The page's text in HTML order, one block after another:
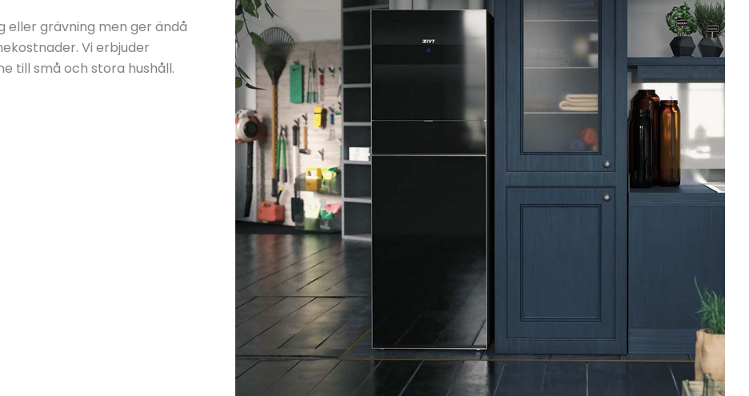
grävning men ger ändå
Vi erbjuder
till små och stora hushåll.